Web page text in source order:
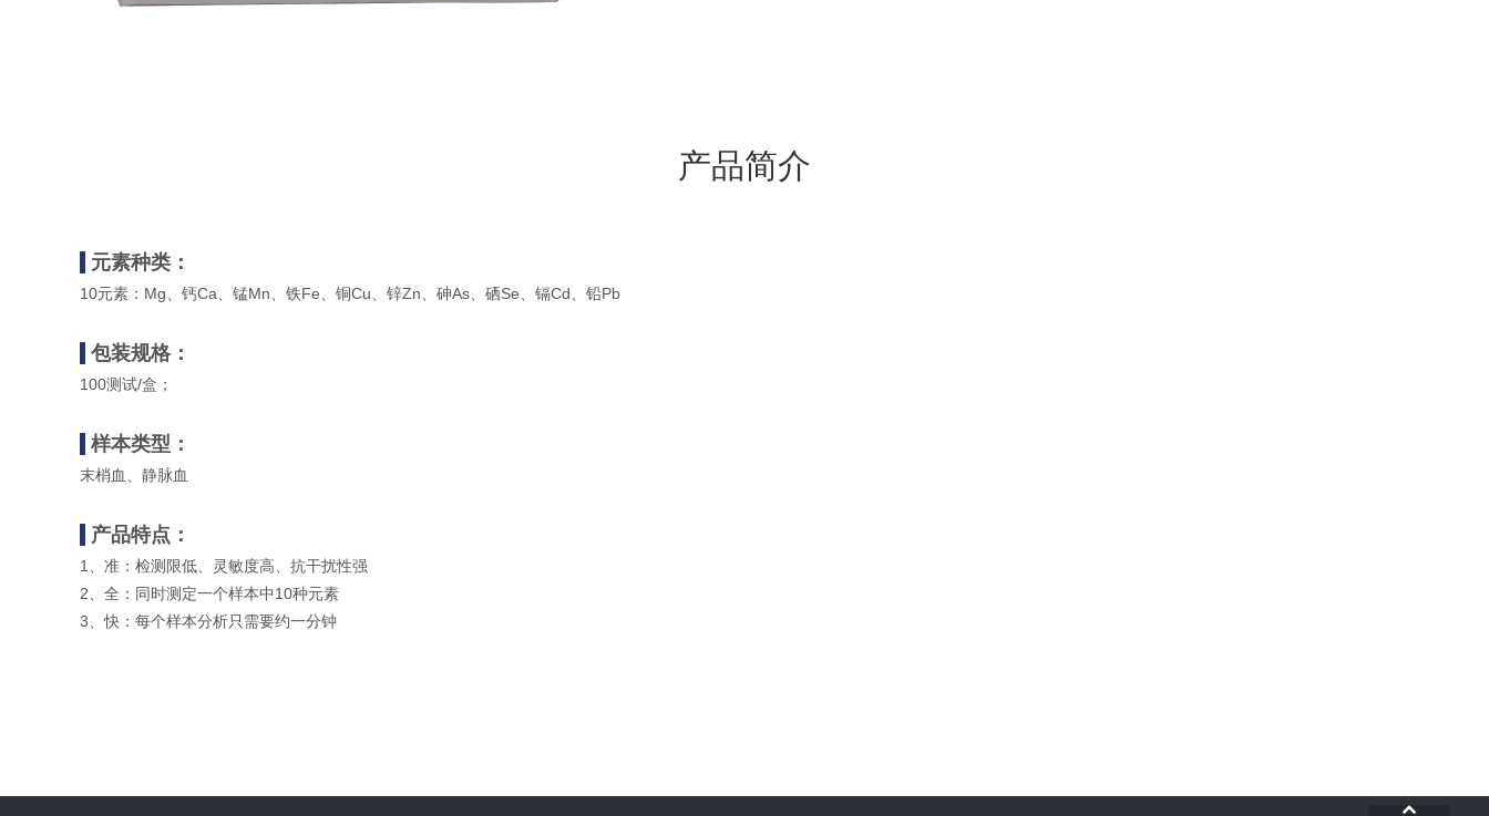
产品简介
元素种类 ：
10元素：Mg、钙Ca、锰Mn、铁Fe、铜Cu、锌Zn、砷As、硒Se、镉Cd、铅Pb
包装规格：
100测试/盒；
样本类型：
末梢血、静脉血
产品特点：
1、准：检测限低、灵敏度高、抗干扰性强
2、全：同时测定一个样本中10种元素
3、快：每个样本分析只需要约一分钟